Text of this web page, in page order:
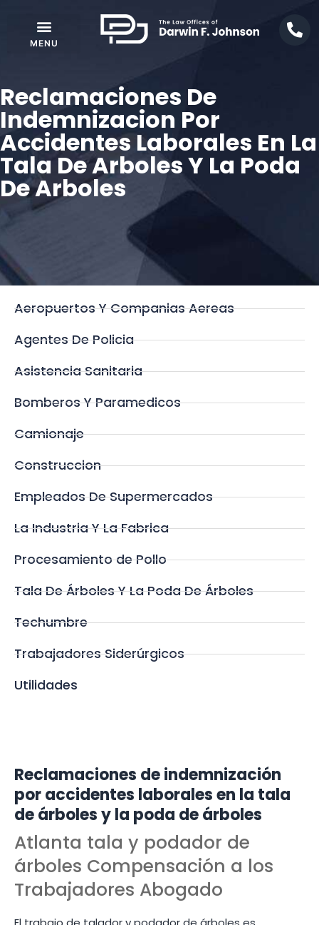
Reclamaciones De
Indemnizacion Por
Accidentes Laborales En La
Tala De Arboles Y La Poda
De Arboles
Aeropuertos Y Companias Aereas
Agentes De Policia
Asistencia Sanitaria
Bomberos Y Paramedicos
Camionaje
Construccion
Empleados De Supermercados
La Industria Y La Fabrica
Procesamiento de Pollo
Tala De Árboles Y La Poda De Árboles
Techumbre
Trabajadores Siderúrgicos
Utilidades
Reclamaciones de indemnización
por accidentes laborales en la tala
de árboles y la poda de árboles
Atlanta tala y podador de
árboles Compensación a los
Trabajadores Abogado